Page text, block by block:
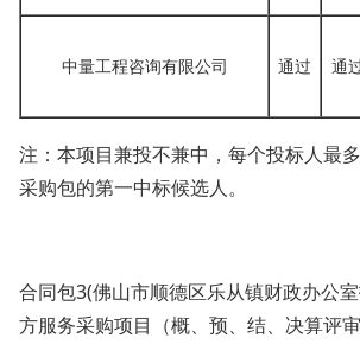
中量工程咨询有限公司 通过 通
注：本项目兼投不兼中，每个投标人最
采购包的第一中标候选人。
合同包3(佛山市顺德区乐从镇财政办公
方服务采购项目（概、预、结、决算评